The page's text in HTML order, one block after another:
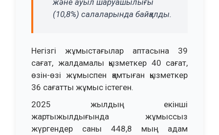
(10,8%) салаларында байқалды.
Негізгі жұмыстағылар аптасына 39
сағат, жалдамалы қызметкер 40 сағат,
өзін-өзі жұмыспен қамтыған қызметкер
36 сағатты жұмыс істеген.
2025 жылдың екінші
жартыжылдығында жұмыссыз
жүргендер саны 448,8 мың адам